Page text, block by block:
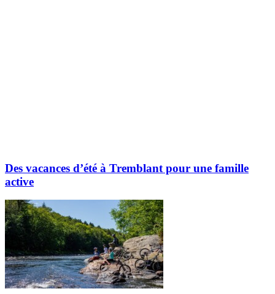
Des vacances d’été à Tremblant pour une famille
active